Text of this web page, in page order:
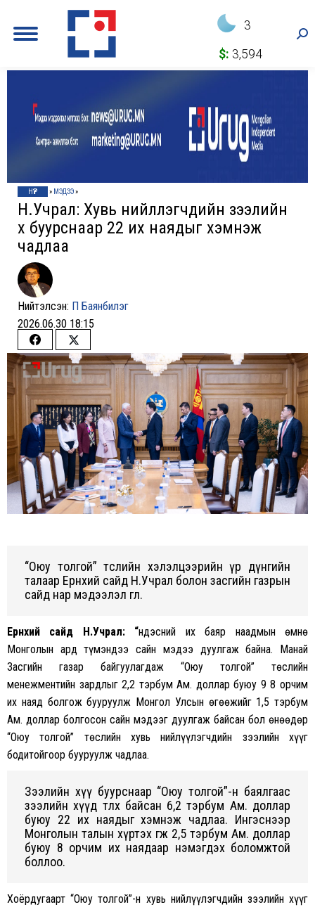
3
$: 3,594
НҮҮР » МЭДЭЭ»
Н.Учрал: Хувь нийлүүлэгчдийн зээлийн
хүү буурснаар 22 их наядыг хэмнэж
чадлаа
Нийтэлсэн: П Баянбилэг
2026.06.30 18:15
Share
on
Facebook
Share
on
Twitter
“Оюу толгой” төслийн хэлэлцээрийн үр дүнгийн
талаар Ерөнхий сайд Н.Учрал болон засгийн газрын
сайд нар мэдээлэл өглөө.
Ерөнхий сайд Н.Учрал: “Үндэсний их баяр наадмын өмнө
Монголын ард түмэндээ сайн мэдээ дуулгаж байна. Манай
Засгийн газар байгуулагдаж “Оюу толгой” төслийн
менежментийн зардлыг 2,2 тэрбум Ам. доллар буюу 9 8 орчим
их наяд болгож бууруулж Монгол Улсын өгөөжийг 1,5 тэрбум
Ам. доллар болгосон сайн мэдээг дуулгаж байсан бол өнөөдөр
“Оюу толгой” төслийн хувь нийлүүлэгчдийн зээлийн хүүг
бодитойгоор бууруулж чадлаа.
Зээлийн хүү буурснаар “Оюу толгой”-н баялгаас
зээлийн хүүд төлөх байсан 6,2 тэрбум Ам. доллар
буюу 22 их наядыг хэмнэж чадлаа. Ингэснээр
Монголын талын хүртэх өгөөж 2,5 тэрбум Ам. доллар
буюу 8 орчим их наядаар нэмэгдэх боломжтой
боллоо.
Хоёрдугаарт “Оюу толгой”-н хувь нийлүүлэгчдийн зээлийн хүүг